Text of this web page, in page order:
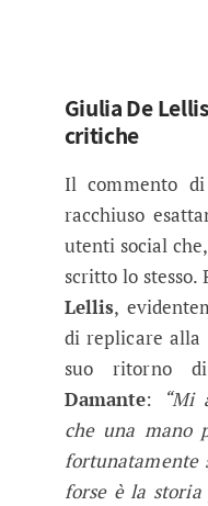
Giulia De
critiche
Il commento
racchiuso
utenti social
scritto lo
Lellis,
di replicare
suo ritorno
Damante:
“Mi
che una mano
fortunatamente
forse è la